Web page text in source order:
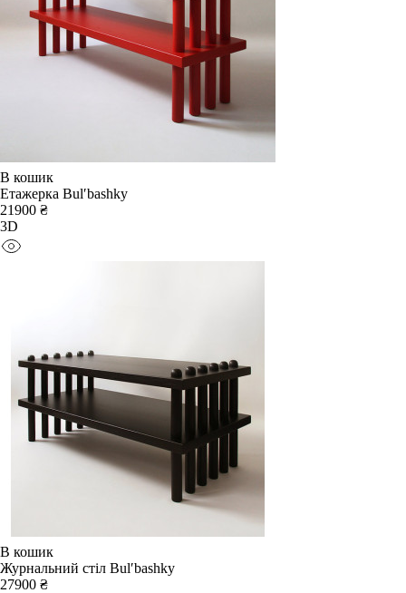
В кошик
Етажерка Bulʹbashky
21900 ₴
3D
В кошик
Журнальний стіл Bulʹbashky
27900 ₴